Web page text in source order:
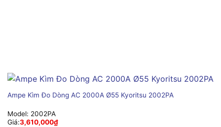
Ampe Kìm Đo Dòng AC 2000A Ø55 Kyoritsu 2002PA
Model: 2002PA
Giá:3,610,000₫